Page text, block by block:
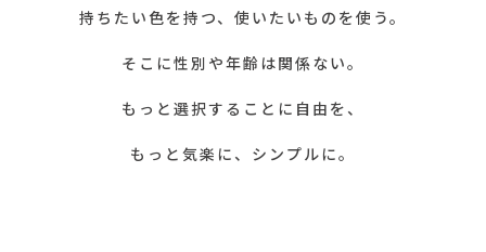
持ちたい色を持つ、使いたいものを使う。
そこに性別や年齢は関係ない。
もっと選択することに自由を、
もっと気楽に、シンプルに。